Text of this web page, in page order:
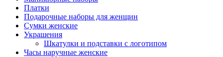
Платки
Подарочные наборы для женщин
Сумки женские
Украшения
Шкатулки и подставки с логотипом
Часы наручные женские